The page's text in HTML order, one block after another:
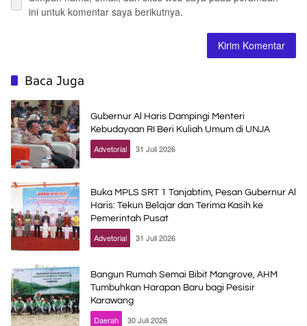
ini untuk komentar saya berikutnya.
Baca Juga
Gubernur Al Haris Dampingi Menteri
Kebudayaan RI Beri Kuliah Umum di UNJA
Advetorial 31 Juli 2026
Buka MPLS SRT 1 Tanjabtim, Pesan Gubernur Al
Haris: Tekun Belajar dan Terima Kasih ke
Pemerintah Pusat
Advetorial 31 Juli 2026
Bangun Rumah Semai Bibit Mangrove, AHM
Tumbuhkan Harapan Baru bagi Pesisir
Karawang
Daerah 30 Juli 2026